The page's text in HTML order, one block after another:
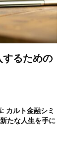
るための
カルト金融シミ
たな人生を手に